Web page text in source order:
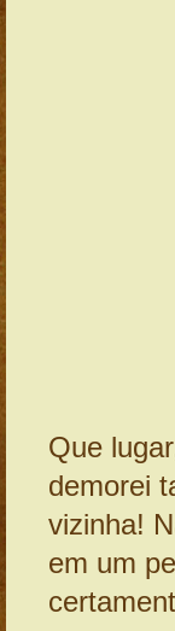
Que
demorei
vizinha!
em um